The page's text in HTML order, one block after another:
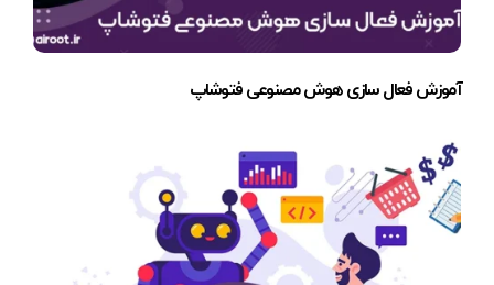
آموزش فعال سازی هوش مصنوعی فتوشاپ